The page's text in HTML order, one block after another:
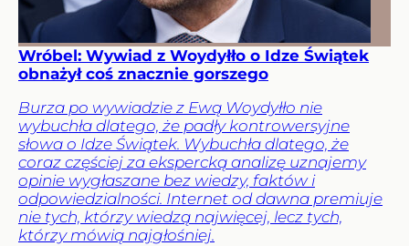
Wróbel: Wywiad z Woydyłło o Idze Świątek
obnażył coś znacznie gorszego
Burza po wywiadzie z Ewą Woydyłło nie
wybuchła dlatego, że padły kontrowersyjne
słowa o Idze Świątek. Wybuchła dlatego, że
coraz częściej za ekspercką analizę uznajemy
opinie wygłaszane bez wiedzy, faktów i
odpowiedzialności. Internet od dawna premiuje
nie tych, którzy wiedzą najwięcej, lecz tych,
którzy mówią najgłośniej.